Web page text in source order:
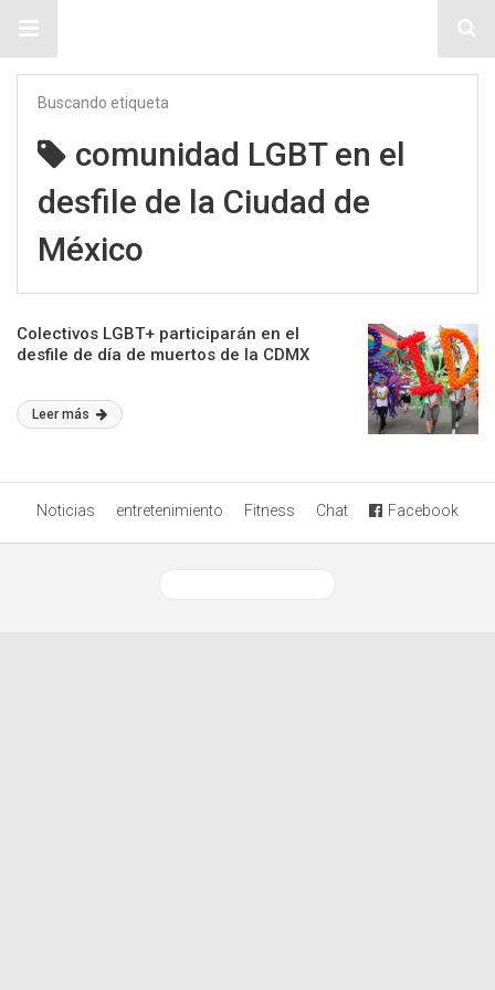
Buscando etiqueta
comunidad LGBT en el
desfile de la Ciudad de
México
Colectivos LGBT+ participarán en el
desfile de día de muertos de la CDMX
Leer más
Noticias entretenimiento Fitness Chat Facebook